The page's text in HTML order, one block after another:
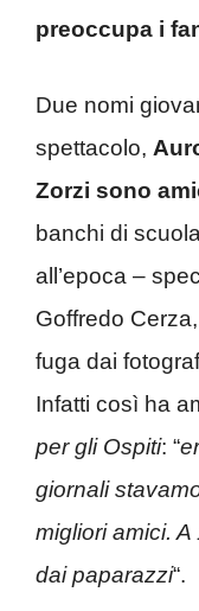
preoccupa i
Due nomi
spettacolo,
Zorzi sono
banchi di
all’epoca –
Goffredo
fuga dai
Infatti così ha
per gli Ospiti: “
giornali
migliori amici.
dai paparazzi“.